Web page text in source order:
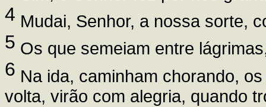
4 Mudai, Senhor, a nossa sorte,
5 Os que semeiam entre
6 Na ida, caminham chorando,
volta, virão com alegria, quando